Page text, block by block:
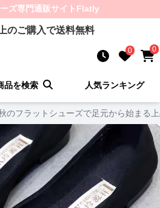
ズ専門通販サイト Flatly
のご購入で送料無料
0 0
品を検索 人気ランキング
のフラットシューズで足元から始まる